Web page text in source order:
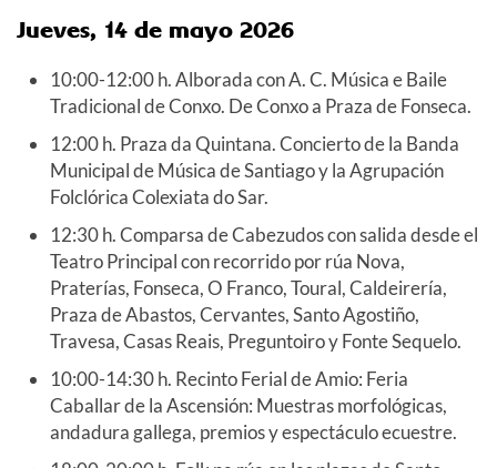
Jueves, 14 de mayo 2026
10:00-12:00 h. Alborada con A. C. Música e Baile
Tradicional de Conxo. De Conxo a Praza de Fonseca.
12:00 h. Praza da Quintana. Concierto de la Banda
Municipal de Música de Santiago y la Agrupación
Folclórica Colexiata do Sar.
12:30 h. Comparsa de Cabezudos con salida desde el
Teatro Principal con recorrido por rúa Nova,
Praterías, Fonseca, O Franco, Toural, Caldeirería,
Praza de Abastos, Cervantes, Santo Agostiño,
Travesa, Casas Reais, Preguntoiro y Fonte Sequelo.
10:00-14:30 h. Recinto Ferial de Amio: Feria
Caballar de la Ascensión: Muestras morfológicas,
andadura gallega, premios y espectáculo ecuestre.